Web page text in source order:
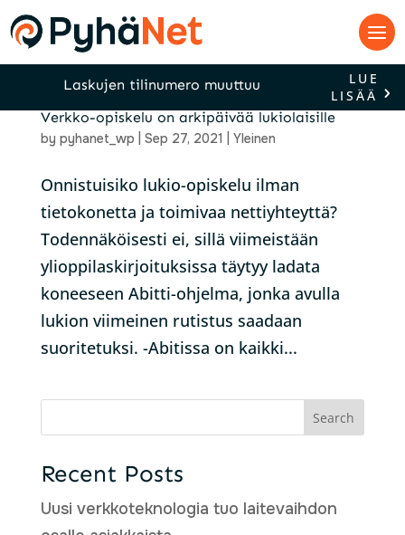
Laskujen tilinumero muuttuu
LUE
LISÄÄ
Verkko-opiskelu on arkipäivää lukiolaisille
by pyhanet_wp Sep 27, 2021 Yleinen
Onnistuisiko lukio-opiskelu ilman
tietokonetta ja toimivaa nettiyhteyttä?
Todennäköisesti ei, sillä viimeistään
ylioppilaskirjoituksissa täytyy ladata
koneeseen Abitti-ohjelma, jonka avulla
lukion viimeinen rutistus saadaan
suoritetuksi. -Abitissa on kaikki...
Search
Recent Posts
Uusi verkkoteknologia tuo laitevaihdon